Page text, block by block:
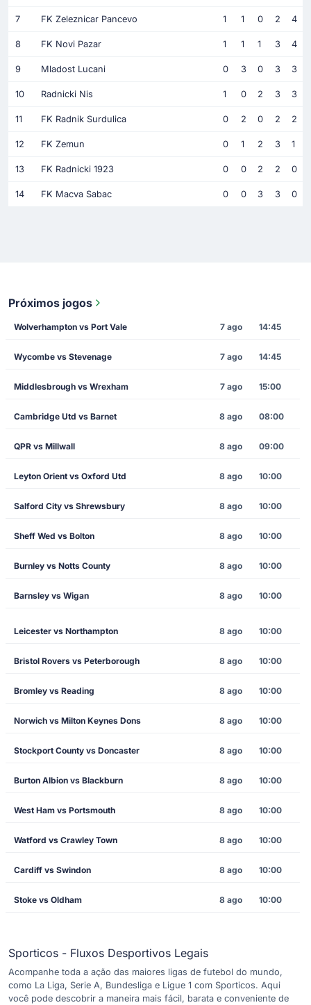
7 FK Zeleznicar Pancevo 1 1 0 2 4
8 FK Novi Pazar 1 1 1 3 4
9 Mladost Lucani 0 3 0 3 3
10 Radnicki Nis 1 0 2 3 3
11 FK Radnik Surdulica 0 2 0 2 2
12 FK Zemun 0 1 2 3 1
13 FK Radnicki 1923 0 0 2 2 0
14 FK Macva Sabac 0 0 3 3 0
Próximos jogos
Wolverhampton vs Port Vale 7 ago 14:45
Wycombe vs Stevenage 7 ago 14:45
Middlesbrough vs Wrexham 7 ago 15:00
Cambridge Utd vs Barnet 8 ago 08:00
QPR vs Millwall 8 ago 09:00
Leyton Orient vs Oxford Utd 8 ago 10:00
Salford City vs Shrewsbury 8 ago 10:00
Sheff Wed vs Bolton 8 ago 10:00
Burnley vs Notts County 8 ago 10:00
Barnsley vs Wigan 8 ago 10:00
Leicester vs Northampton 8 ago 10:00
Bristol Rovers vs Peterborough 8 ago 10:00
Bromley vs Reading 8 ago 10:00
Norwich vs Milton Keynes Dons 8 ago 10:00
Stockport County vs Doncaster 8 ago 10:00
Burton Albion vs Blackburn 8 ago 10:00
West Ham vs Portsmouth 8 ago 10:00
Watford vs Crawley Town 8 ago 10:00
Cardiff vs Swindon 8 ago 10:00
Stoke vs Oldham 8 ago 10:00
Sporticos - Fluxos Desportivos Legais
Acompanhe toda a ação das maiores ligas de futebol do mundo,
como La Liga, Serie A, Bundesliga e Ligue 1 com Sporticos. Aqui
você pode descobrir a maneira mais fácil, barata e conveniente de